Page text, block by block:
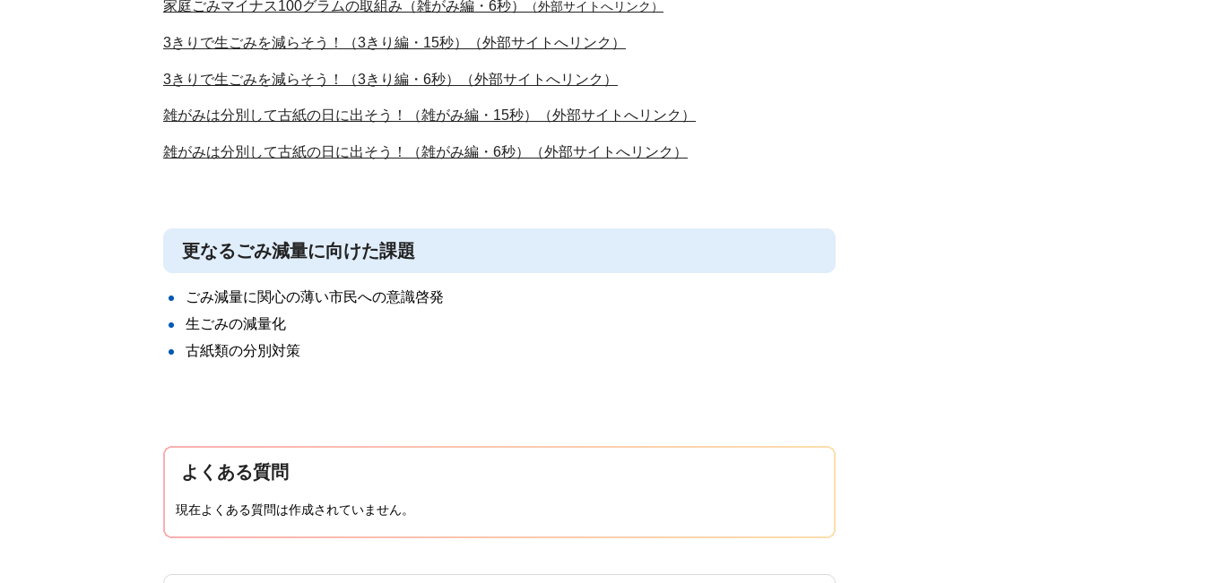
家庭ごみマイナス100グラムの取組み（雑がみ編・6秒） （外部サイトへリンク）
3きりで生ごみを減らそう！（3きり編・15秒）（外部サイトへリンク）
3きりで生ごみを減らそう！（3きり編・6秒）（外部サイトへリンク）
雑がみは分別して古紙の日に出そう！（雑がみ編・15秒）（外部サイトへリンク）
雑がみは分別して古紙の日に出そう！（雑がみ編・6秒）（外部サイトへリンク）
更なるごみ減量に向けた課題
ごみ減量に関心の薄い市民への意識啓発
生ごみの減量化
古紙類の分別対策
よくある質問
現在よくある質問は作成されていません。